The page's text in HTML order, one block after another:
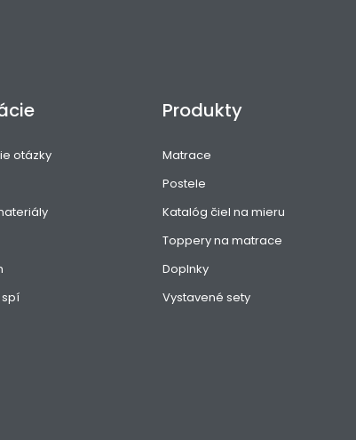
otázky
spí
Produkty
Matrace
Postele
Katalóg čiel na mieru
Toppery na matrace
Doplnky
Vystavené sety